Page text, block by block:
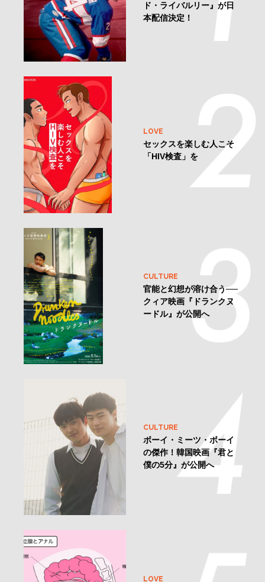
ド・ライバルリー』が日
本配信決定！
LOVE
セックスを楽しむ人こそ
「HIV検査」を
CULTURE
官能と幻想が溶け合う──
クィア映画『ドランクヌ
ードル』が公開へ
CULTURE
ボーイ・ミーツ・ボーイ
の傑作！韓国映画『君と
僕の5分』が公開へ
LOVE